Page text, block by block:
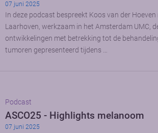
07 juni 2025
In deze podcast bespreekt Koos van der
Laarhoven, werkzaam in het Amsterdam UMC,
ontwikkelingen met betrekking tot de
tumoren gepresenteerd tijdens …
Podcast
ASCO25 - Highlights melanoom
07 juni 2025